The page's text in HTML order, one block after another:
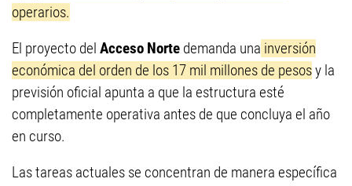
operarios.
El proyecto del Acceso Norte demanda una inversión
económica del orden de los 17 mil millones de pesosy la
previsión oficial apunta a que la estructura esté
completamente operativa antes de que concluya el año
en curso.
Las tareas actuales se concentran de manera específica